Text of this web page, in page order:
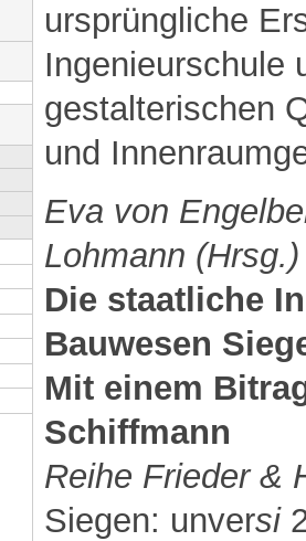
ursprüngliche
Ingenieurschule
gestalterischen
und
Eva von
Lohmann (Hrsg.)
Die staatliche
Bauwesen
Mit einem
Schiffmann
Reihe Frieder &
Siegen: unversi